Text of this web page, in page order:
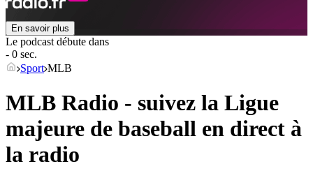
En savoir plus
Le podcast débute dans
- 0 sec.
Sport MLB
MLB Radio - suivez la Ligue
majeure de baseball en direct à
la radio